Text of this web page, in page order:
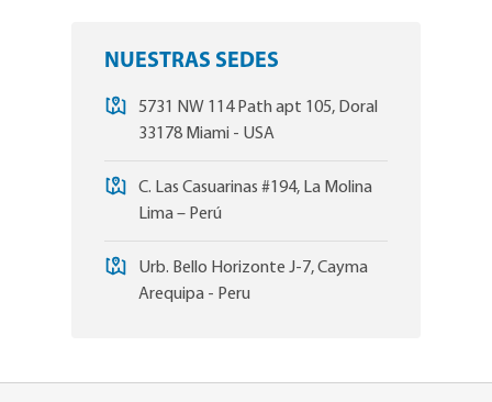
NUESTRAS SEDES
5731 NW 114 Path apt 105, Doral
33178 Miami - USA
C. Las Casuarinas #194, La Molina
Lima – Perú
Urb. Bello Horizonte J-7, Cayma
Arequipa - Peru